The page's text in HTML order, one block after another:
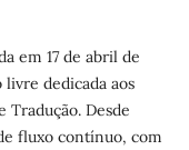
em 17 de abril de
livre dedicada aos
Tradução. Desde
fluxo contínuo, com